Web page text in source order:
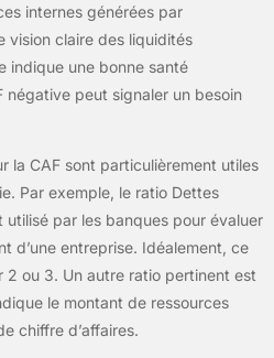
internes générées par
vision claire des liquidités
indique une bonne santé
négative peut signaler un besoin
la CAF sont particulièrement utiles
Par exemple, le ratio Dettes
par les banques pour évaluer
d’une entreprise. Idéalement, ce
ou 3. Un autre ratio pertinent est
le montant de ressources
chiffre d’affaires.